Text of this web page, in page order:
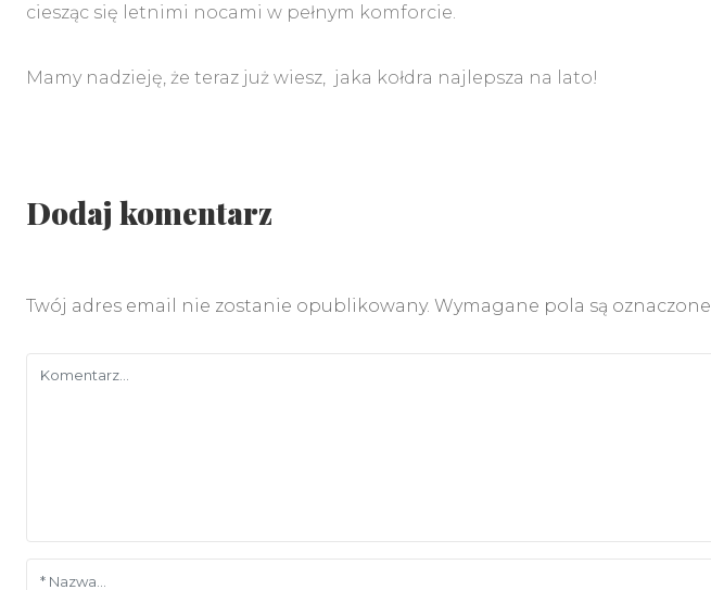
ciesząc się letnimi nocami w pełnym komforcie.
Mamy nadzieję, że teraz już wiesz, jaka kołdra najlepsza na lato!
Dodaj komentarz
Twój adres email nie zostanie opublikowany. Wymagane pola są oznaczone